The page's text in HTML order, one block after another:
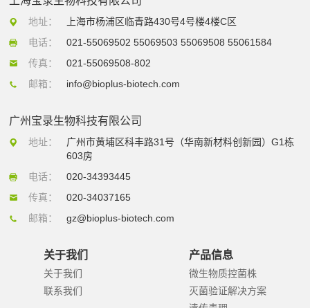
地址：
上海市杨浦区临青路430号4号楼4楼C区
电话：
021-55069502 55069503 55069508 55061584
传真：
021-55069508-802
邮箱：
info@bioplus-biotech.com
广州宝录生物科技有限公司
地址：
广州市黄埔区科丰路31号（华南新材料创新园）G1栋
603房
电话：
020-34393445
传真：
020-34037165
邮箱：
gz@bioplus-biotech.com
关于我们
关于我们
联系我们
产品信息
微生物质控菌株
灭菌验证解决方案